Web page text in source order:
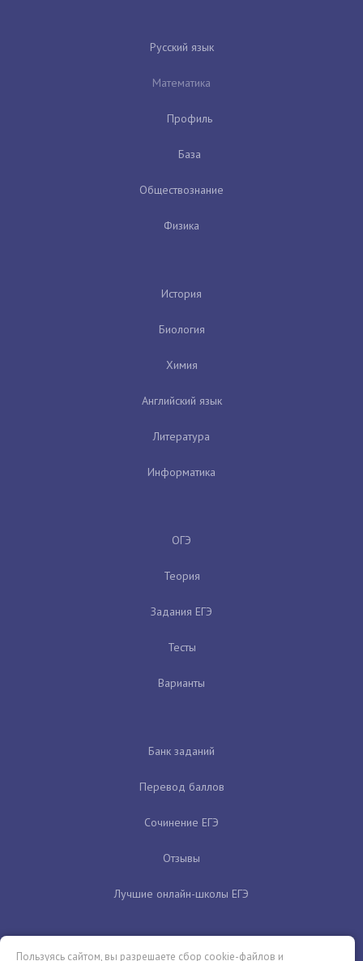
Русский язык
Математика
Профиль
База
Обществознание
Физика
История
Биология
Химия
Английский язык
Литература
Информатика
ОГЭ
Теория
Задания ЕГЭ
Тесты
Варианты
Банк заданий
Перевод баллов
Сочинение ЕГЭ
Отзывы
Лучшие онлайн-школы ЕГЭ
Пользуясь сайтом, вы разрешаете сбор cookie-файлов и